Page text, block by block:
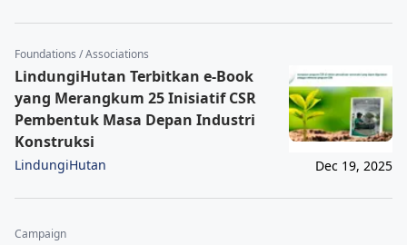
Foundations / Associations
LindungiHutan Terbitkan e-Book
yang Merangkum 25 Inisiatif CSR
Pembentuk Masa Depan Industri
Konstruksi
LindungiHutan Dec 19, 2025
Campaign